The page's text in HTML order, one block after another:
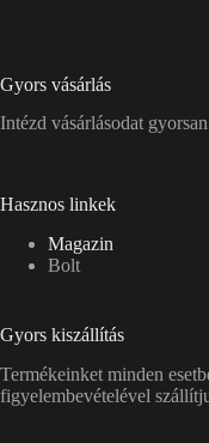
Gyors vásárlás
Intézd vásárlásodat
Hasznos linkek
Magazin
Bolt
Gyors kiszállítás
Termékeinket minden
figyelembevételével